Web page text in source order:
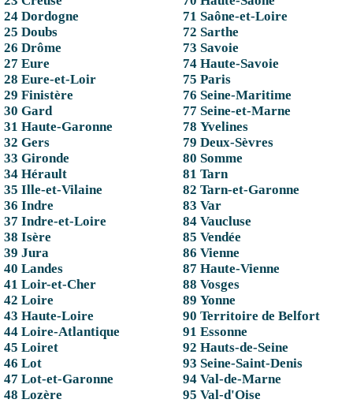
24 Dordogne
25 Doubs
26 Drôme
27 Eure
28 Eure-et-Loir
29 Finistère
30 Gard
31 Haute-Garonne
32 Gers
33 Gironde
34 Hérault
35 Ille-et-Vilaine
36 Indre
37 Indre-et-Loire
38 Isère
39 Jura
40 Landes
41 Loir-et-Cher
42 Loire
43 Haute-Loire
44 Loire-Atlantique
45 Loiret
46 Lot
47 Lot-et-Garonne
48 Lozère
71 Saône-et-Loire
72 Sarthe
73 Savoie
74 Haute-Savoie
75 Paris
76 Seine-Maritime
77 Seine-et-Marne
78 Yvelines
79 Deux-Sèvres
80 Somme
81 Tarn
82 Tarn-et-Garonne
83 Var
84 Vaucluse
85 Vendée
86 Vienne
87 Haute-Vienne
88 Vosges
89 Yonne
90 Territoire de Belfort
91 Essonne
92 Hauts-de-Seine
93 Seine-Saint-Denis
94 Val-de-Marne
95 Val-d'Oise